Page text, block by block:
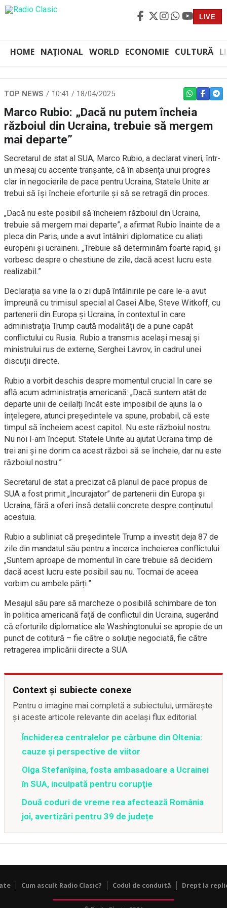
LIVE
HOME NAȚIONAL WORLD ECONOMIE CULTURĂ
TOP NEWS 10:41 / 18/04/2025 WHATSAPP
Marco Rubio: „Dacă nu putem încheia
războiul din Ucraina, trebuie să mergem
mai departe”
Secretarul de stat al SUA, Marco Rubio, a declarat vineri, într-
un mesaj cu accente tranșante, că în absența unui progres
clar în negocierile de pace pentru Ucraina, Statele Unite ar
trebui să își încheie eforturile și să se retragă din proces.
„Dacă nu este posibil să încheiem războiul din Ucraina,
trebuie să mergem mai departe”, a afirmat Rubio înainte de a
pleca din Paris, unde a avut întâlniri diplomatice cu aliați
europeni și ucraineni. „Trebuie să determinăm foarte rapid, și
vorbesc despre o chestiune de zile, dacă acest lucru este
realizabil.”
Declarația sa vine la o zi după întâlnirile pe care le-a avut
împreună cu trimisul special al Casei Albe, Steve Witkoff, cu
partenerii din Europa și Ucraina, în contextul în care
administrația Trump caută modalități de a pune capăt
conflictului cu Rusia. Rubio a transmis același mesaj și
ministrului rus de externe, Serghei Lavrov, în cadrul unei
discuții directe.
Rubio a vorbit deschis despre momentul crucial în care se
află acum administrația americană: „Dacă suntem atât de
departe unii de ceilalți încât este imposibil de ajuns la o
înțelegere, atunci președintele va spune, probabil, că este
timpul să încheiem acest capitol. Nu este războiul nostru.
Nu noi l-am început. Statele Unite au ajutat Ucraina timp de
trei ani și ne dorim ca acest război să se încheie, dar nu este
războiul nostru.”
Secretarul de stat a precizat că planul de pace propus de
SUA a fost primit „încurajator” de partenerii din Europa și
Ucraina, fără a oferi însă detalii concrete despre conținutul
acestuia.
Rubio a subliniat că președintele Trump a investit deja 87 de
zile din mandatul său pentru a încerca încheierea conflictului:
„Suntem aproape de momentul în care trebuie să decidem
dacă acest lucru este posibil sau nu. Tocmai de aceea
vorbim cu ambele părți.”
Mesajul său pare să marcheze o posibilă schimbare de ton
în politica americană față de conflictul din Ucraina, sugerând
că eforturile diplomatice ale Washingtonului se apropie de un
punct de cotitură – fie către o soluție negociată, fie către
retragerea implicării directe a SUA.
Context și subiecte conexe
Pentru o imagine mai completă a subiectului, urmărește
și aceste articole relevante din același flux editorial.
Închiderea centralelor pe cărbune din Oltenia:
cauze și perspective de viitor
Olga Stefanîşina, fosta ambasadoare a Ucrainei
în SUA, inculpată pentru corupţie
Două coduri de vreme rea afectează România
joi, avertizări pentru 39 de județe
Cum ascult Radio Clasic? Codul de conduită Drept la